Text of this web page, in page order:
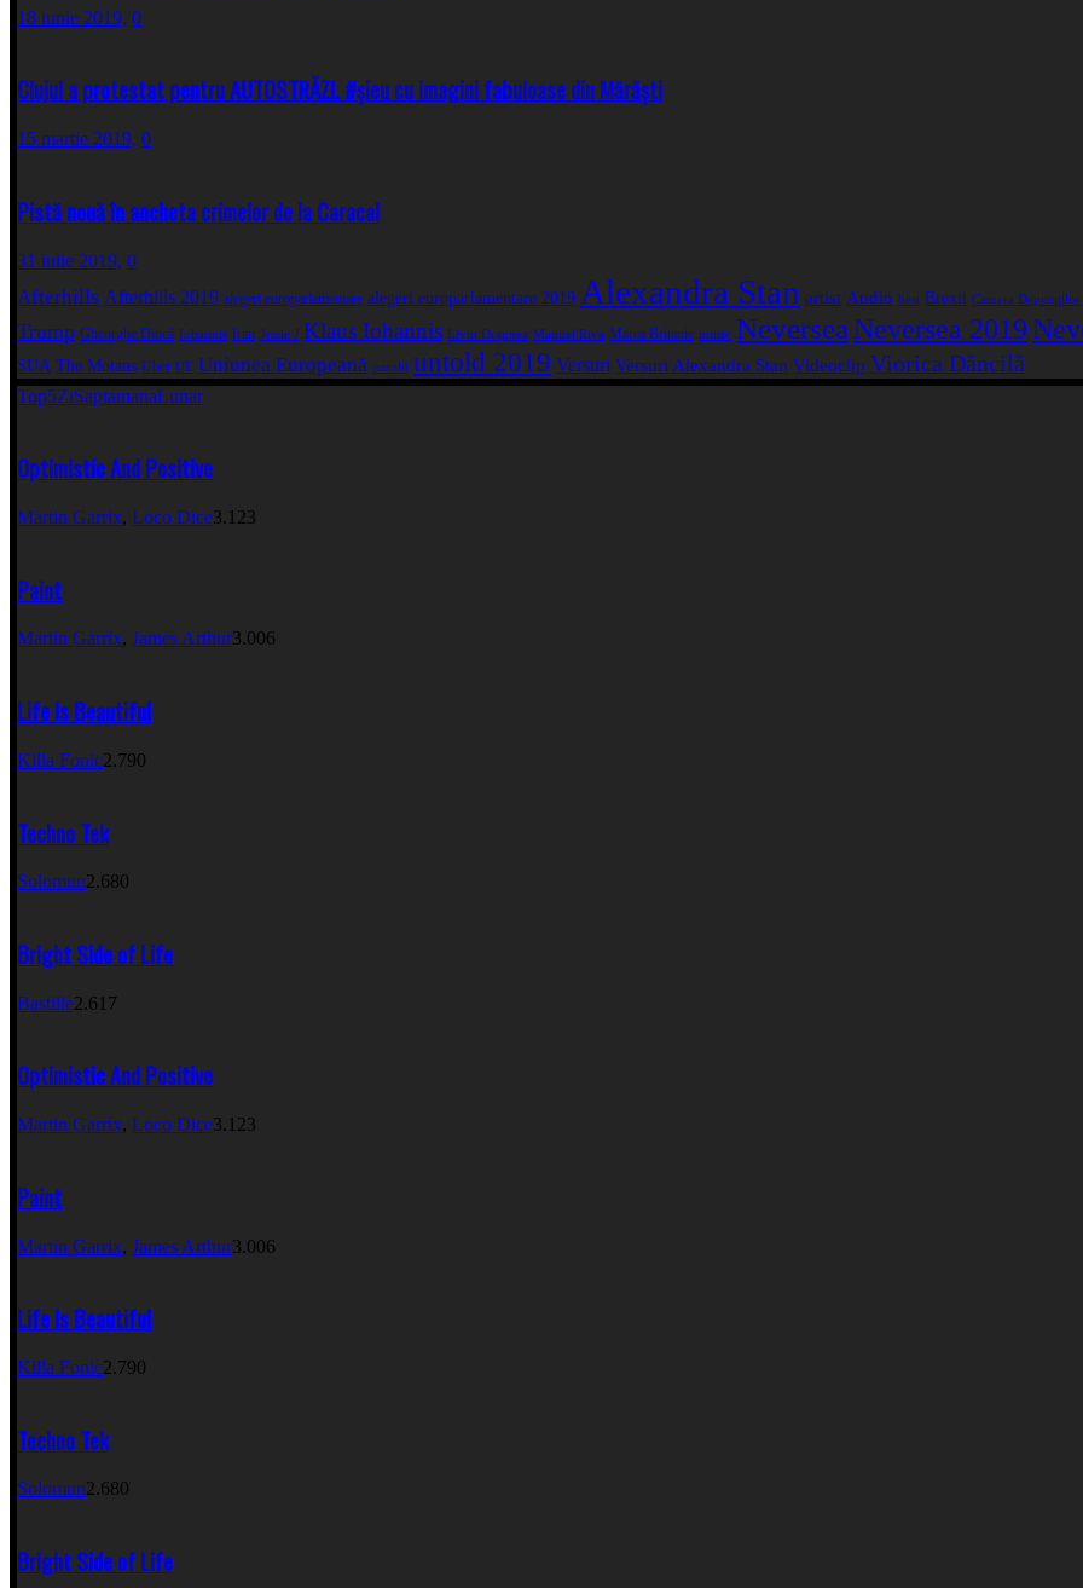
18 iunie 2019, 0
Clujul a protestat pentru AUTOSTRĂZI. #șieu cu imagini fabuloase din Mărăști
15 martie 2019, 0
Pistă nouă în ancheta crimelor de la Caracal
31 iulie 2019, 0
Afterhills Afterhills 2019 alegeri europarlamentare alegeri europarlamentare 2019 Alexandra Stan artist Audio best Brexit Camera Deputaţilor
Trump Gheorghe Dincă Iohannis Iran Jessie J Klaus Iohannis Liviu Dragnea Manuel Riva Marea Britanie music NeverseaNeversea 2019
SUA The Motans Uber UE Uniunea Europeană untold untold 2019 Versuri Versuri Alexandra Stan Videoclip Viorica Dăncilă
Top5ZiSaptamanaLunar
Optimistic And Positive
Martin Garrix, Loco Dice3.123
Paint
Martin Garrix, James Arthur3.006
Life Is Beautiful
Killa Fonic2.790
Techno Tek
Solomun2.680
Bright Side of Life
Bastille2.617
Optimistic And Positive
Martin Garrix, Loco Dice3.123
Paint
Martin Garrix, James Arthur3.006
Life Is Beautiful
Killa Fonic2.790
Techno Tek
Solomun2.680
Bright Side of Life